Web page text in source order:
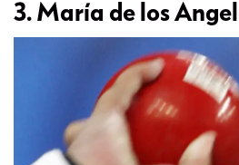
3. María de los